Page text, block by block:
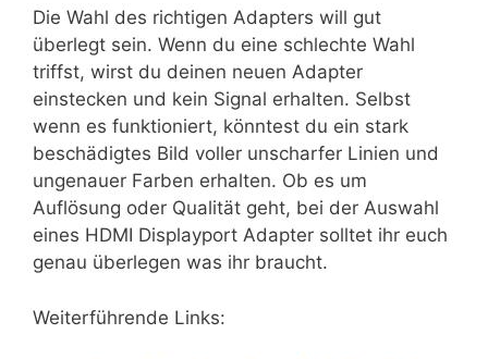
Die Wahl des richtigen Adapters will gut
überlegt sein. Wenn du eine schlechte Wahl
triffst, wirst du deinen neuen Adapter
einstecken und kein Signal erhalten. Selbst
wenn es funktioniert, könntest du ein stark
beschädigtes Bild voller unscharfer Linien und
ungenauer Farben erhalten. Ob es um
Auflösung oder Qualität geht, bei der Auswahl
eines HDMI Displayport Adapter solltet ihr euch
genau überlegen was ihr braucht.
Weiterführende Links: